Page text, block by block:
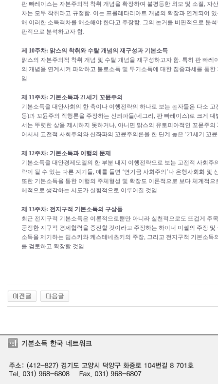
판 빠레이스는 자본주의적 착취 개념을 확장하여 불평등한 외모 및 소질, 자
차는 모두 착취라고 규정함. 이는 프롤레타리아트 개념의 확장과 연계되어
해 이러한 소득격차를 해소해야 한다고 주장함. 그의 논거를 비판적으로 분
판적으로 분석하고자 함.
제 10주차: 맑스의 착취와 수탈 개념의 재구성과 기본소득
맑스의 자본주의적 착취 개념 및 수탈 개념을 재구성하고자 함. 특히 판 빠
의 개념을 연계시켜 파악하고 불로소득 및 투기소득에 대한 집중과세를 통
임.
제 11주차: 기본소득과 21세기 꼬뮨주의
기본소득을 대안사회의 한 축이나 이행전략의 하나로 보는 논자들은 다소
등)과 꼬뮨주의 직행론을 주장하는 신좌파들(네그리, 판 빠레이스)로 크게
서는 뚜렷한 상을 제시하지 못하거나, 아니면 맑스의 유토피아적인 꼬뮨주
어서서 고전적 사회주의와 신좌파의 꼬뮨주의론을 한 단계 높은 ‘21세기 꼬
제 12주차: 기본소득과 이행의 문제
기본소득을 대안경제모델의 한 부분 내지 이행전략으로 보는 고전적 사회
략이 될 수 있는 다른 계기들, 예를 들면 ‘연기금 사회주의’나 은행사회화
또한 기본소득을 통한 이행의 주체형성 및 확장도 이론적으로 보다 체계적
체적으로 생각하는 시도가 실험적으로 이루어질 것임.
제 13주차: 전지구적 기본소득의 구상들
최근 전지구적 기본소득은 이론적으로뿐만 아니라 실천적으로도 뜨겁게 주
공정한 지구적 경제협력을 증진할 것이라고 주장하는 하이너 미셸의 주장
소득을 제기하는 딤스키와 케스테네츠키의 주장, 그리고 전지구적 기본소
를 검토하고 확장할 것임.